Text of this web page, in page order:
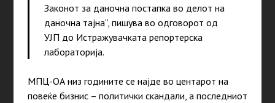
Законот за даночна постапка во делот на
даночна тајна“, пишува во одговорот од
УЈП до Истражувачката репортерска
лабораторија.
МПЦ-ОА низ годините се најде во центарот на
повеќе бизнис – политички скандали, а последниот